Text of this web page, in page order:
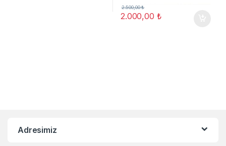
2.000,00 ₺
2.500,00₺
Adresimiz